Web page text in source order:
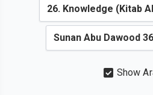
Show